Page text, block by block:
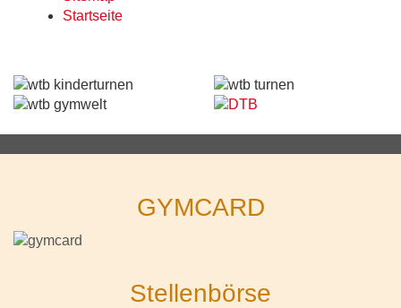
Startseite
GYMCARD
Stellenbörse